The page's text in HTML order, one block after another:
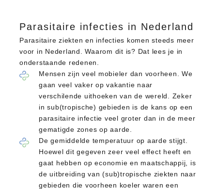
Parasitaire infecties in Nederland
Parasitaire ziekten en infecties komen steeds meer
voor in Nederland. Waarom dit is? Dat lees je in
onderstaande redenen.
Mensen zijn veel mobieler dan voorheen. We
gaan veel vaker op vakantie naar
verschilende uithoeken van de wereld. Zeker
in sub(tropische) gebieden is de kans op een
parasitaire infectie veel groter dan in de meer
gematigde zones op aarde.
De gemiddelde temperatuur op aarde stijgt.
Hoewel dit gegeven zeer veel effect heeft en
gaat hebben op economie en maatschappij, is
de uitbreiding van (sub)tropische ziekten naar
gebieden die voorheen koeler waren een